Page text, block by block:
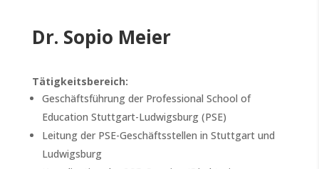
Dr. Sopio Meier
Tätigkeitsbereich:
Geschäftsführung der Professional School of
Education Stuttgart-Ludwigsburg (PSE)
Leitung der PSE-Geschäftsstellen in Stuttgart und
Ludwigsburg